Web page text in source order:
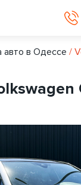
авто в Одессе /